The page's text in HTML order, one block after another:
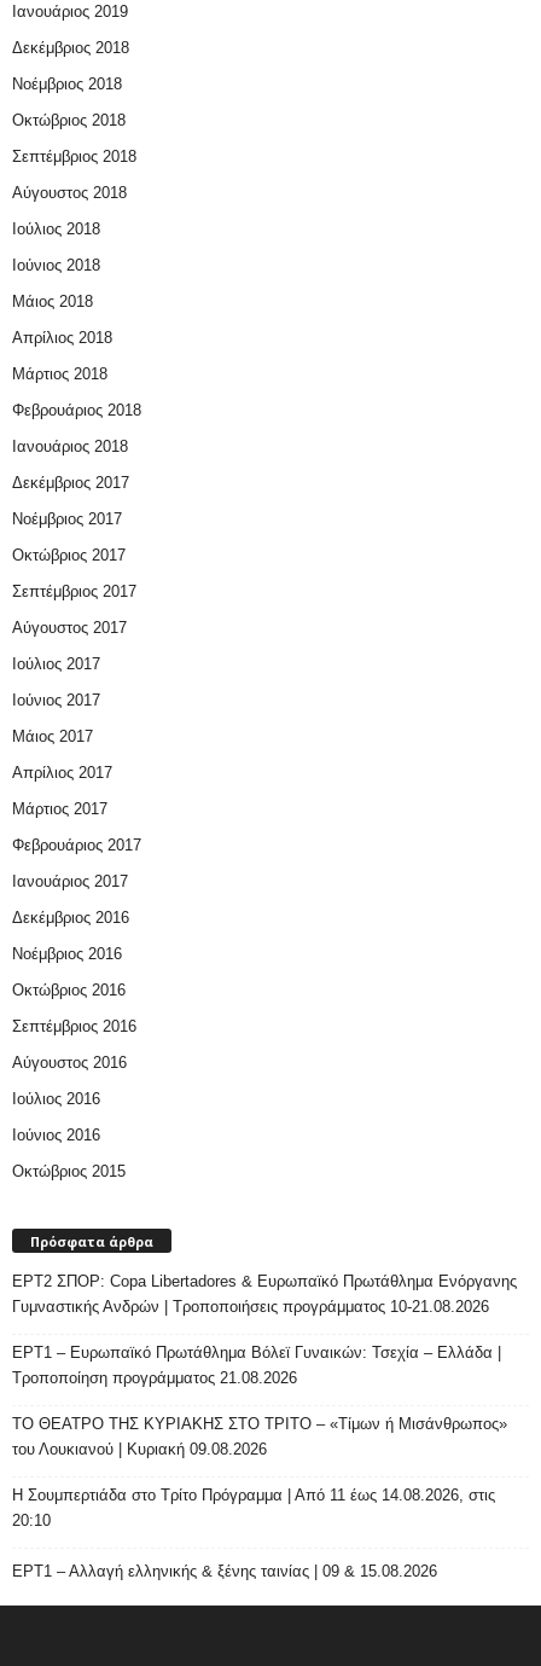
Ιανουάριος 2019
Δεκέμβριος 2018
Νοέμβριος 2018
Οκτώβριος 2018
Σεπτέμβριος 2018
Αύγουστος 2018
Ιούλιος 2018
Ιούνιος 2018
Μάιος 2018
Απρίλιος 2018
Μάρτιος 2018
Φεβρουάριος 2018
Ιανουάριος 2018
Δεκέμβριος 2017
Νοέμβριος 2017
Οκτώβριος 2017
Σεπτέμβριος 2017
Αύγουστος 2017
Ιούλιος 2017
Ιούνιος 2017
Μάιος 2017
Απρίλιος 2017
Μάρτιος 2017
Φεβρουάριος 2017
Ιανουάριος 2017
Δεκέμβριος 2016
Νοέμβριος 2016
Οκτώβριος 2016
Σεπτέμβριος 2016
Αύγουστος 2016
Ιούλιος 2016
Ιούνιος 2016
Οκτώβριος 2015
Πρόσφατα άρθρα
ΕΡΤ2 ΣΠΟΡ: Copa Libertadores & Ευρωπαϊκό Πρωτάθλημα Ενόργανης
Γυμναστικής Ανδρών | Τροποποιήσεις προγράμματος 10-21.08.2026
ΕΡΤ1 – Ευρωπαϊκό Πρωτάθλημα Βόλεϊ Γυναικών: Τσεχία – Ελλάδα |
Τροποποίηση προγράμματος 21.08.2026
ΤΟ ΘΕΑΤΡΟ ΤΗΣ ΚΥΡΙΑΚΗΣ ΣΤΟ ΤΡΙΤΟ – «Τίμων ή Μισάνθρωπος»
του Λουκιανού | Κυριακή 09.08.2026
H Σουμπερτιάδα στο Τρίτο Πρόγραμμα | Από 11 έως 14.08.2026, στις
20:10
ΕΡΤ1 – Αλλαγή ελληνικής & ξένης ταινίας | 09 & 15.08.2026